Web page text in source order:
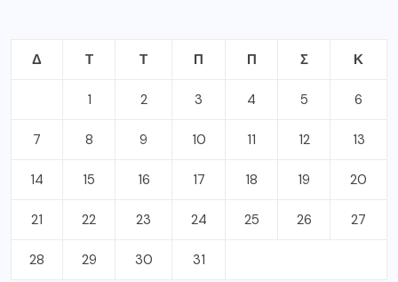
Δ Τ Τ Π Π Σ Κ
1 2 3 4 5 6
7 8 9 10 11 12 13
14 15 16 17 18 19 20
21 22 23 24 25 26 27
28 29 30 31